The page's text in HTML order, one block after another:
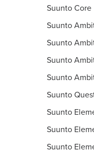
Suunto Core
Suunto
Suunto
Suunto
Suunto
Suunto
Suunto
Suunto
Suunto